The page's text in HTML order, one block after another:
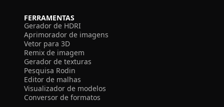
FERRAMENTAS
Gerador de HDRI
Aprimorador de imagens
Vetor para 3D
Remix de imagem
Gerador de texturas
Pesquisa Rodin
Editor de malhas
Visualizador de modelos
Conversor de formatos